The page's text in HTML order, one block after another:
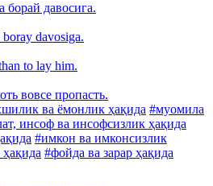
борай давосига.
davosiga.
to lay him.
вовсе пропасть.
ва ёмонлик ҳақида #муомила
инсоф ва инсофсизлик ҳақида
#имкон ва имконсизлик
#фойда ва зарар ҳақида